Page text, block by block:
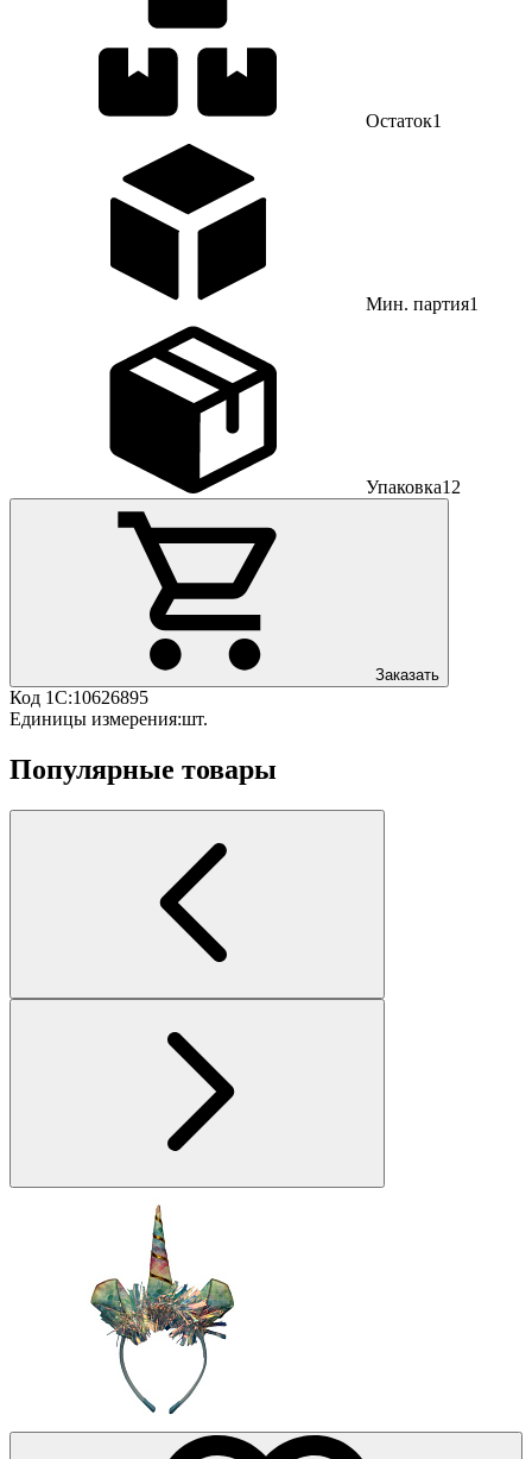
Остаток1
Мин. партия1
Упаковка12
Заказать
Код 1С:10626895
Единицы измерения:шт.
Популярные товары